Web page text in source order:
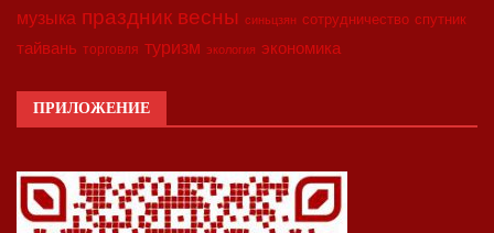
музыка праздник весны синьцзян сотрудничество спутник
тайвань торговля туризм экология экономика
ПРИЛОЖЕНИЕ